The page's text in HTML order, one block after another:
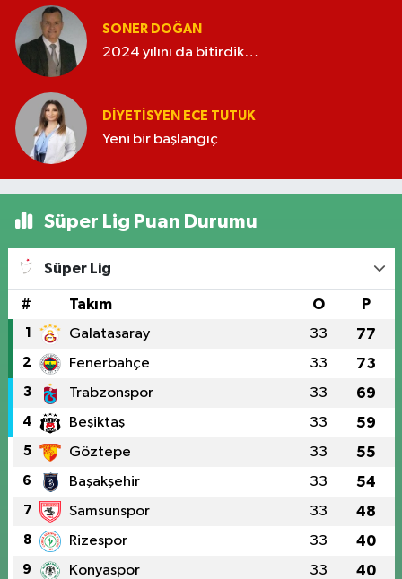
SONER DOĞAN
2024 yılını da bitirdik…
DIYETISYEN ECE TUTUK
Yeni bir başlangıç
Süper Lig Puan Durumu
Süper Lig
# Takım O P
1 Galatasaray 33 77
2 Fenerbahçe 33 73
3 Trabzonspor 33 69
4 Beşiktaş 33 59
5 Göztepe 33 55
6 Başakşehir 33 54
7 Samsunspor 33 48
8 Rizespor 33 40
9 Konyaspor 33 40